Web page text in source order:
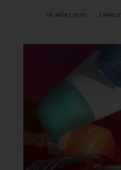
18. MÄRZ 2015 2